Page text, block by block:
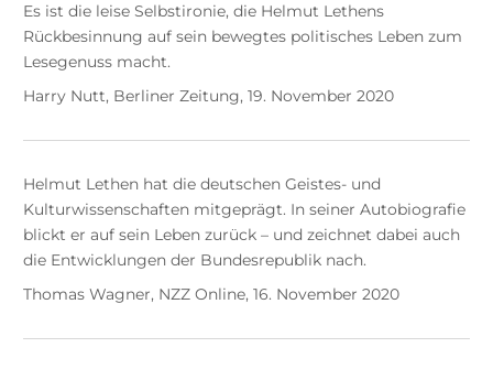
Es ist die leise Selbstironie, die Helmut Lethens
Rückbesinnung auf sein bewegtes politisches Leben zum
Lesegenuss macht.
Harry Nutt, Berliner Zeitung, 19. November 2020
Helmut Lethen hat die deutschen Geistes- und
Kulturwissenschaften mitgeprägt. In seiner Autobiografie
blickt er auf sein Leben zurück – und zeichnet dabei auch
die Entwicklungen der Bundesrepublik nach.
Thomas Wagner, NZZ Online, 16. November 2020